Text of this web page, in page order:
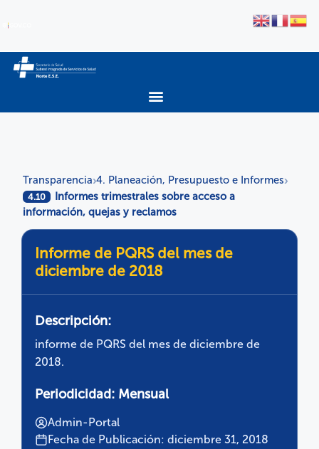
Transparencia›4. Planeación, Presupuesto e Informes›
4.10
Informes trimestrales sobre acceso a
información, quejas y reclamos
Informe de PQRS del mes de
diciembre de 2018
Descripción:
informe de PQRS del mes de diciembre de
2018.
Periodicidad: Mensual
Admin-Portal
Fecha de Publicación: diciembre 31, 2018